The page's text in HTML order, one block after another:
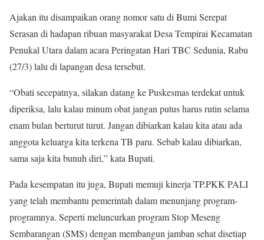
Ajakan itu disampaikan orang nomor satu di Bumi Serepat
Serasan di hadapan ribuan masyarakat Desa Tempirai Kecamatan
Penukal Utara dalam acara Peringatan Hari TBC Sedunia, Rabu
(27/3) lalu di lapangan desa tersebut.
“Obati secepatnya, silakan datang ke Puskesmas terdekat untuk
diperiksa, lalu kalau minum obat jangan putus harus rutin selama
enam bulan berturut turut. Jangan dibiarkan kalau kita atau ada
anggota keluarga kita terkena TB paru. Sebab kalau dibiarkan,
sama saja kita bunuh diri,” kata Bupati.
Pada kesempatan itu juga, Bupati memuji kinerja TP.PKK PALI
yang telah membantu pemerintah dalam menunjang program-
programnya. Seperti meluncurkan program Stop Meseng
Sembarangan (SMS) dengan membangun jamban sehat disetiap